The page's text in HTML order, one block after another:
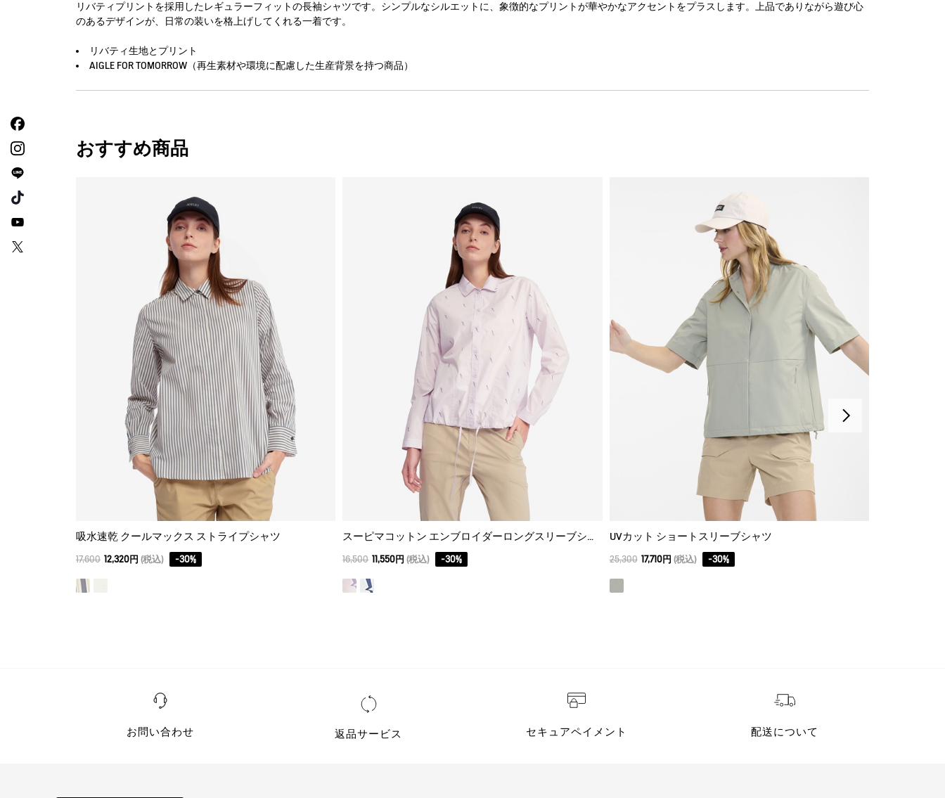
リバティプリントを採用したレギュラーフィットの長袖シャツです。シンプルなシルエットに、象徴的なプリントが華やかなアクセントをプラスします。上品でありながら遊び心
のあるデザインが、日常の装いを格上げしてくれる一着です。
リバティ生地とプリント
AIGLE FOR TOMORROW（再生素材や環境に配慮した生産背景を持つ商品）
おすすめ商品
吸水速乾 クールマックス ストライプシャツ
17,600 12,320円 (税込) -30%
スーピマコットン エンブロイダーロングスリーブシャツ
16,500 11,550円 (税込) -30%
UVカット ショートスリーブシャツ
25,300 17,710円 (税込) -30%
お問い合わせ 返品サービス セキュアペイメント 配送について